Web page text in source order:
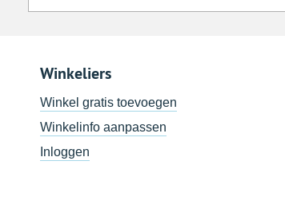
Winkeliers
Winkel gratis toevoegen
Winkelinfo aanpassen
Inloggen